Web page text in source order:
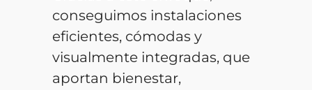
conseguimos instalaciones
eficientes, cómodas y
visualmente integradas, que
aportan bienestar,